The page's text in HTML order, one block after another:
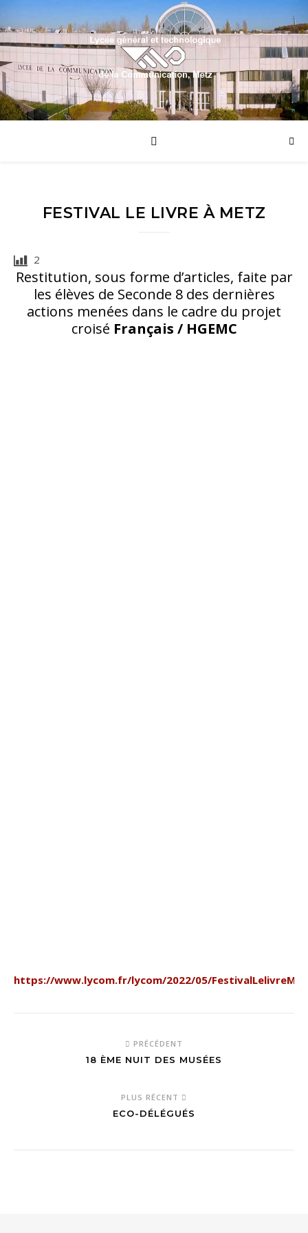
FESTIVAL LE LIVRE À METZ
2
Restitution, sous forme d’articles, faite par
les élèves de Seconde 8 des dernières
actions menées dans le cadre du projet
croisé Français / HGEMC
https://www.lycom.fr/lycom/2022/05/
PRÉCÉDENT
18 ÈME NUIT DES MUSÉES
PLUS RÉCENT
ECO-DÉLÉGUÉS